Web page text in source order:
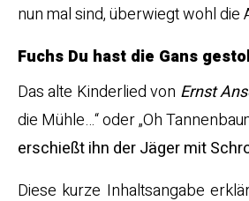
nun mal sind, überwiegt wohl
Fuchs Du hast die Gans
Das alte Kinderlied von Ernst
die Mühle…“ oder „Oh
erschießt ihn der Jäger mit
Diese kurze Inhaltsangabe